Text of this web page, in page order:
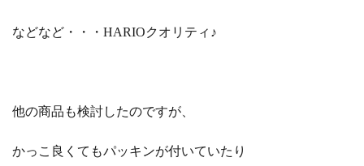
などなど・・・HARIOクオリティ♪
他の商品も検討したのですが、
かっこ良くてもパッキンが付いていたり